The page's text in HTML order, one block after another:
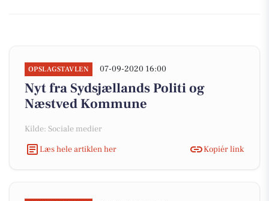
OPSLAGSTAVLEN 07-09-2020 16:00
Nyt fra Sydsjællands Politi og
Næstved Kommune
Kilde: Sociale medier
Læs hele artiklen her
Kopiér link